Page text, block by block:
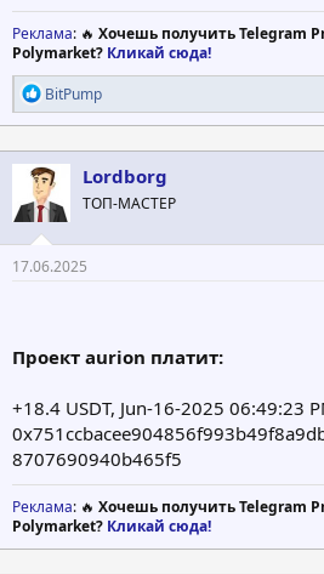
Реклама: 🔥 Хочешь получить Telegram
Polymarket? Кликай сюда!
Р
е
а
к
ц
и
и
BitPump
Lordborg
ТОП-МАСТЕР
17.06.2025
Проект aurion платит:
+18.4 USDT, Jun-16-2025 06:49:23
8707690940b465f5
Реклама: 🔥 Хочешь получить Telegram
Polymarket? Кликай сюда!